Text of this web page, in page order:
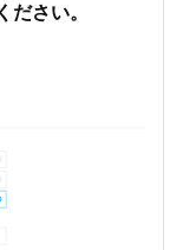
ださい。